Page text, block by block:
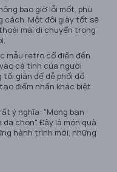
bao giờ lỗi mốt, phù
cách. Một đôi giày tốt sẽ
mái di chuyển trong
mẫu retro cổ điển đến
cá tính của người
giản để dễ phối đồ
điểm nhấn khác biệt
ý nghĩa: "Mong bạn
chọn". Đây là món quà
hành trình mới, những